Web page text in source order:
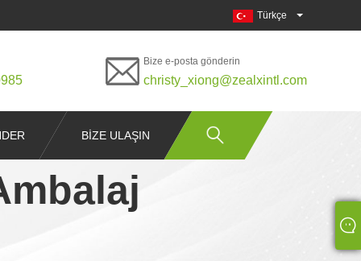
Türkçe
Bize e-posta gönderin
christy_xiong@zealxintl.com
BIZE ULAŞIN